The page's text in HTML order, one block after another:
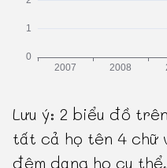
Lưu ý: 2 biểu đồ
tất cả họ tên 4 chữ
đệm dạng họ cụ